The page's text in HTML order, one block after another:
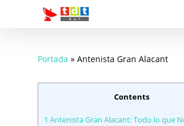
Portada » Antenista Gran Alacant
Contents
1 Antenista Gran Alacant: Todo lo que